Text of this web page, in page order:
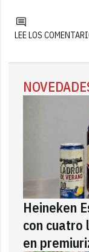
LEE LOS
Heineken
con cuatro
en